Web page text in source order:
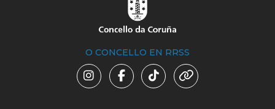
O CONCELLO EN RRSS